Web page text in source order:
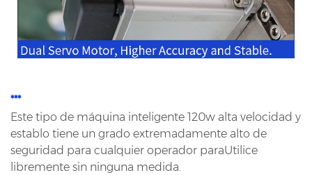
***
Este tipo de máquina inteligente 120w alta velocidad y
establo tiene un grado extremadamente alto de
seguridad para cualquier operador paraUtilice
libremente sin ninguna medida.